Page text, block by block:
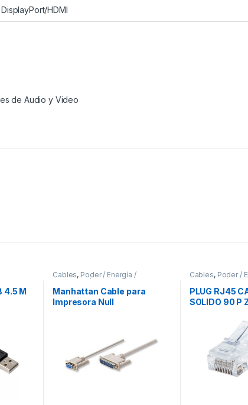
DisplayPort/HDMI
de Audio y Video
4.5 M
Cables, Poder / Energía /
Alimentación
Manhattan Cable para
Impresora Null
Cables, Poder /
Alimentación
PLUG RJ45
SOLIDO 90 P